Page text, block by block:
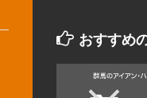
おすすめ